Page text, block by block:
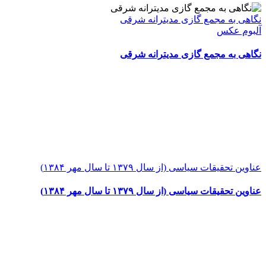
نگاهی به مجمع گازی مدیترانه شرقی
آلبوم عکس
نگاهی به مجمع گازی مدیترانه شرقی
عناوین تحقیقات سیاسی (از سال ۱۳۷۹ تا سال مهر ۱۳۸۴)
عناوین تحقیقات سیاسی (از سال ۱۳۷۹ تا سال مهر ۱۳۸۴)